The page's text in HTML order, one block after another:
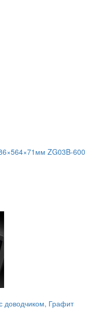
ZG03B-600
доводчиком, Графит